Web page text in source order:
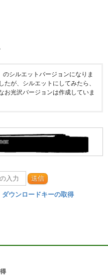
シルエットバージョンになりま
が、シルエットにしてみたら、
光沢バージョンは作成していま
送信
ダウンロードキーの取得